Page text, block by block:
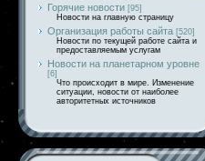
Горячие новости [95]
Новости на главную страницу
Организация работы сайта [520]
Новости по текущей работе сайта и
предоставляемым услугам
Новости на планетарном уровне
[6]
Что происходит в мире. Изменение
ситуации, новости от наиболее
авторитетных источников